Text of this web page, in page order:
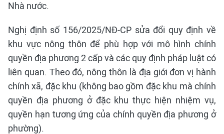
Nhà nước.
Nghị định số 156/2025/NĐ-CP sửa đổi quy định về
khu vực nông thôn để phù hợp với mô hình chính
quyền địa phương 2 cấp và các quy định pháp luật có
liên quan. Theo đó, nông thôn là địa giới đơn vị hành
chính xã, đặc khu (không bao gồm đặc khu mà chính
quyền địa phương ở đặc khu thực hiện nhiệm vụ,
quyền hạn tương ứng của chính quyền địa phương ở
phường).